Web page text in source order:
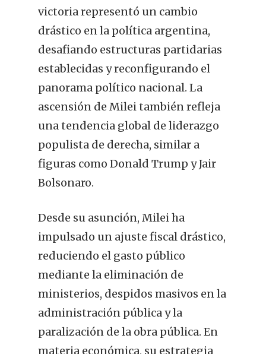
victoria representó un cambio
drástico en la política argentina,
desafiando estructuras partidarias
establecidas y reconfigurando el
panorama político nacional. La
ascensión de Milei también refleja
una tendencia global de liderazgo
populista de derecha, similar a
figuras como Donald Trump y Jair
Bolsonaro.
Desde su asunción, Milei ha
impulsado un ajuste fiscal drástico,
reduciendo el gasto público
mediante la eliminación de
ministerios, despidos masivos en la
administración pública y la
paralización de la obra pública. En
materia económica, su estrategia